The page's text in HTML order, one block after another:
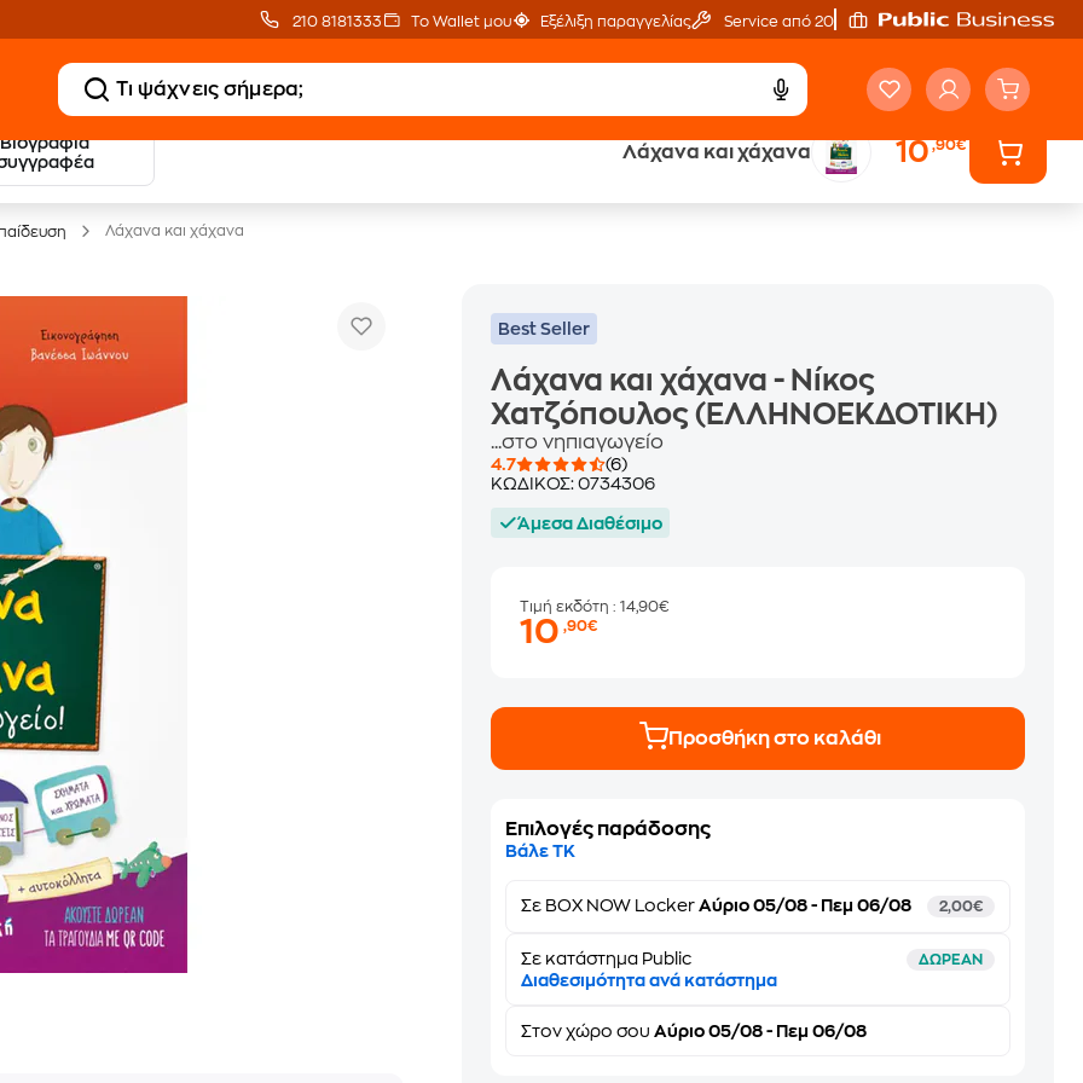
210 8181333 Το Wallet μου Εξέλιξη παραγγελίας Service από 20'
Βιογραφία
Λάχανα και χάχανα 10,90€
20 € Public επιστροφή
με Snappi
Έλα στον κόσμο
Λάχανα και χάχανα
Best Seller
Λάχανα και χάχανα - Νίκος
Χατζόπουλος (ΕΛΛΗΝΟΕΚΔΟΤΙΚΗ)
...στο νηπιαγωγείο
4.7
(6)
ΚΩΔΙΚΟΣ:0734306
Άμεσα Διαθέσιμο
Τιμή εκδότη: 14,90€
10,90€
Προσθήκη στο καλάθι
Επιλογές παράδοσης
Βάλε ΤΚ
Σε BOX NOW Locker Αύριο 05/08 - Πεμ 06/08 2,00€
Σε κατάστημα Public ΔΩΡΕΑΝ
Διαθεσιμότητα ανά κατάστημα
Στονχώρο σου Αύριο 05/08 - Πεμ 06/08